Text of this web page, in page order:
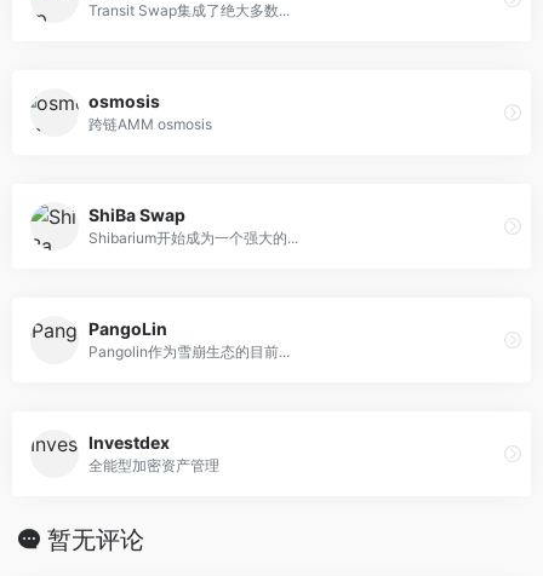
Transit Swap集成了绝大多数...
osmosis
跨链AMM osmosis
ShiBa Swap
Shibarium开始成为一个强大的...
PangoLin
Pangolin作为雪崩生态的目前...
Investdex
全能型加密资产管理
暂无评论